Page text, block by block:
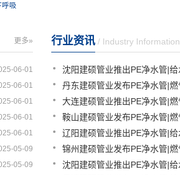
吸
更多»
06-01
06-01
06-01
06-01
06-01
05-09
05-09
行业资讯 / Industry Information